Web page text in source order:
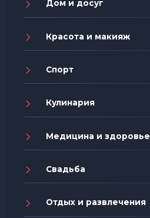
Дом и досуг
Красота и макияж
Спорт
Кулинария
Медицина и здоровье
Свадьба
Отдых и развлечения